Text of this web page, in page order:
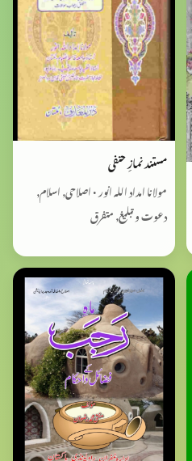
مستند نمازِ حنفی
مولانا امداد اللہ انور • اصلاحی, اسلام,
دعوت و تبلیغ, متفرق